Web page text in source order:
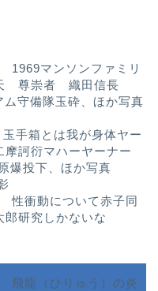
1969マンソンファミリ
尊崇者 織田信長
守備隊玉砕、ほか写真
手箱とは我が身体ヤー
訶衍マハーヤーナー
爆投下、ほか写真
性衝動について赤子同
郎研究しかないな
飛龍（ひりゅう）の炎